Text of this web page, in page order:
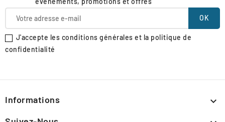
J'accepte les conditions générales et la politique de
confidentialité
Informations 